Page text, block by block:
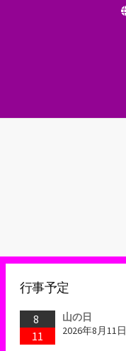
行事予定
8
11
山の日
2026年8月11日